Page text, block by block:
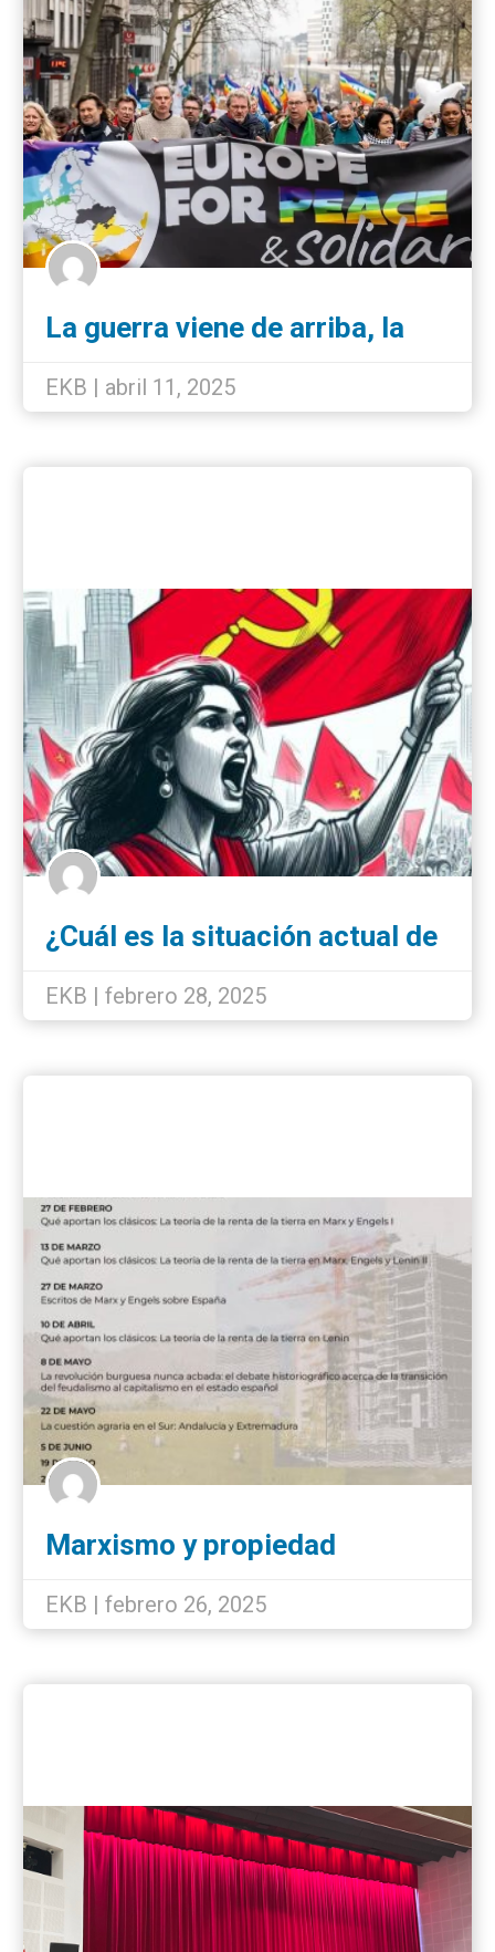
La guerra viene de arriba, la
EKB | abril 11, 2025
¿Cuál es la situación actual de
EKB | febrero 28, 2025
Marxismo y propiedad
formación social
EKB | febrero 26, 2025